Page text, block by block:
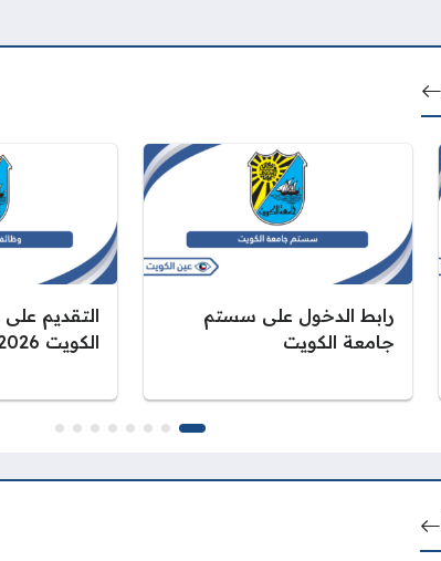
رابط الدخول على سستم
جامعة الكويت
التقديم
الكويت 2026